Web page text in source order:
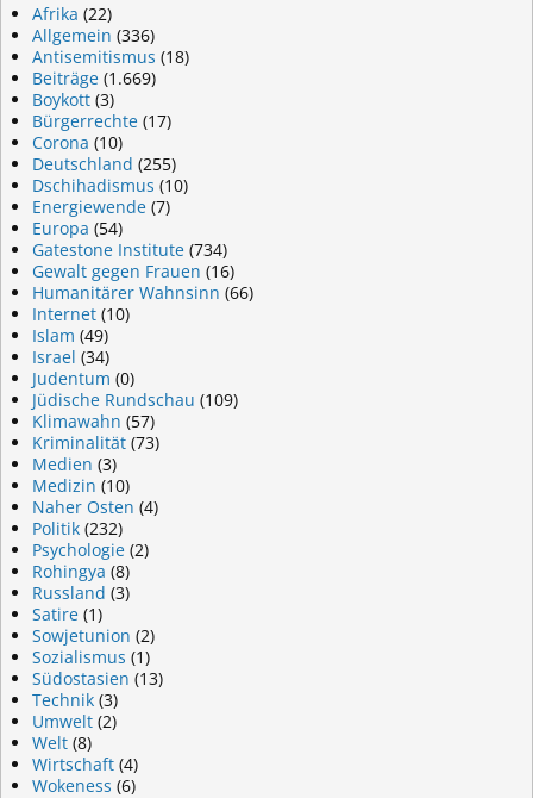
Afrika (22)
Allgemein (336)
Antisemitismus (18)
Beiträge (1.669)
Boykott (3)
Bürgerrechte (17)
Corona (10)
Deutschland (255)
Dschihadismus (10)
Energiewende (7)
Europa (54)
Gatestone Institute (734)
Gewalt gegen Frauen (16)
Humanitärer Wahnsinn (66)
Internet (10)
Islam (49)
Israel (34)
Judentum (0)
Jüdische Rundschau (109)
Klimawahn (57)
Kriminalität (73)
Medien (3)
Medizin (10)
Naher Osten (4)
Politik (232)
Psychologie (2)
Rohingya (8)
Russland (3)
Satire (1)
Sowjetunion (2)
Sozialismus (1)
Südostasien (13)
Technik (3)
Umwelt (2)
Welt (8)
Wirtschaft (4)
Wokeness (6)